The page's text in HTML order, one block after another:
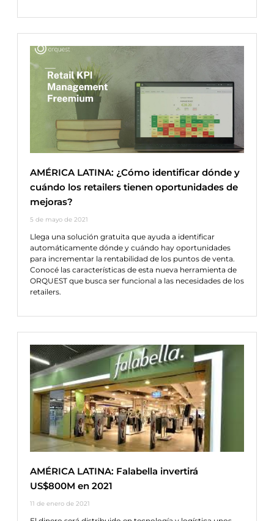
AMÉRICA LATINA: ¿Cómo identificar dónde y
cuándo los retailers tienen oportunidades de
mejoras?
5 de mayo de 2021
Llega una solución gratuita que ayuda a identificar
automáticamente dónde y cuándo hay oportunidades
para incrementar la rentabilidad de los puntos de venta.
Conocé las características de esta nueva herramienta de
ORQUEST que busca ser funcional a las necesidades de los
retailers.
AMÉRICA LATINA: Falabella invertirá
US$800M en 2021
11 de enero de 2021